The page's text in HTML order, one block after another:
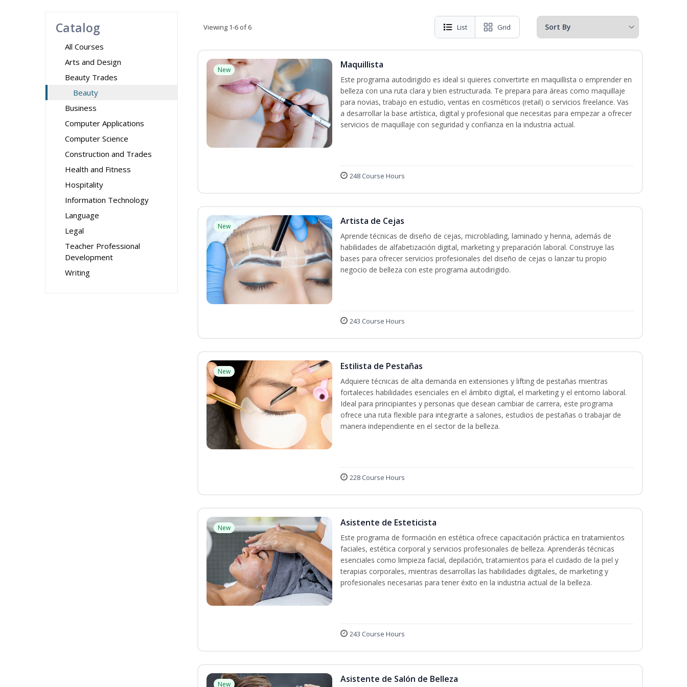
Catalog
All Courses
Arts and Design
Beauty Trades
Beauty
Business
Computer Applications
Computer Science
Construction and Trades
Health and Fitness
Hospitality
Information Technology
Language
Legal
Teacher Professional
Development
Writing
Viewing 1-6 of 6 List Grid
New Maquillista
Este programa autodirigido es ideal si quieres convertirte en maquillista o emprender en
belleza con una ruta clara y bien estructurada. Te prepara para áreas como maquillaje
para novias, trabajo en estudio, ventas en cosméticos (retail) o servicios freelance. Vas
a desarrollar la base artística, digital y profesional que necesitas para empezar a ofrecer
servicios de maquillaje con seguridad y confianza en la industria actual.
248 Course Hours
New Artista de Cejas
Aprende técnicas de diseño de cejas, microblading, laminado y henna, además de
habilidades de alfabetización digital, marketing y preparación laboral. Construye las
bases para ofrecer servicios profesionales del diseño de cejas o lanzar tu propio
negocio de belleza con este programa autodirigido.
243 Course Hours
New Estilista de Pestañas
Adquiere técnicas de alta demanda en extensiones y lifting de pestañas mientras
fortaleces habilidades esenciales en el ámbito digital, el marketing y el entorno laboral.
Ideal para principiantes y personas que desean cambiar de carrera, este programa
ofrece una ruta flexible para integrarte a salones, estudios de pestañas o trabajar de
manera independiente en el sector de la belleza.
228 Course Hours
New Asistente de Esteticista
Este programa de formación en estética ofrece capacitación práctica en tratamientos
faciales, estética corporal y servicios profesionales de belleza. Aprenderás técnicas
esenciales como limpieza facial, depilación, tratamientos para el cuidado de la piel y
terapias corporales, mientras desarrollas las habilidades digitales, de marketing y
profesionales necesarias para tener éxito en la industria actual de la belleza.
243 Course Hours
New Asistente de Salón de Belleza